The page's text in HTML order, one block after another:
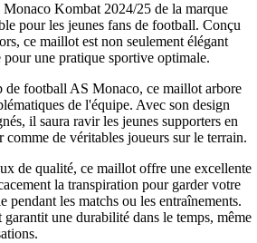
Kombat 2024/25 de la marque
pour les jeunes fans de football. Conçu
ce maillot est non seulement élégant
pour une pratique sportive optimale.
de football AS Monaco, ce maillot arbore
de l'équipe. Avec son design
il saura ravir les jeunes supporters en
comme de véritables joueurs sur le terrain.
de qualité, ce maillot offre une excellente
la transpiration pour garder votre
pendant les matchs ou les entraînements.
une durabilité dans le temps, même